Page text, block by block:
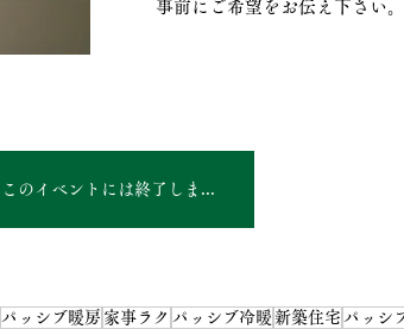
事前にご希望をお伝え下さい。
パッシブ暖房 家事ラク パッシブ冷暖 新築住宅 パッシ